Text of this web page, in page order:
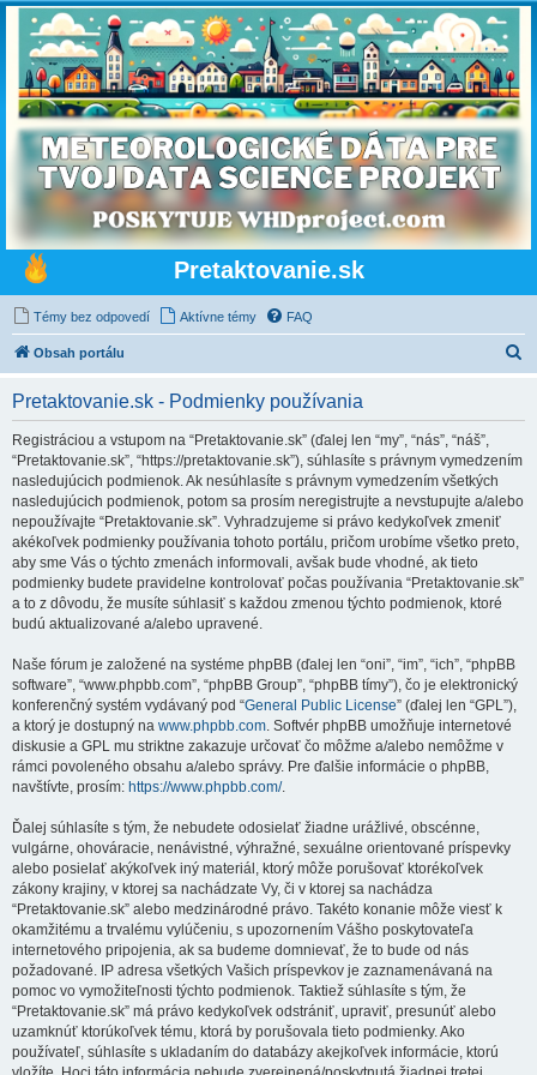
Pretaktovanie.sk
Témy bez odpovedí Aktívne témy FAQ
Obsah portálu
Pretaktovanie.sk - Podmienky používania
Registráciou a vstupom na “Pretaktovanie.sk” (ďalej len “my”, “nás”, “náš”,
“Pretaktovanie.sk”, “https://pretaktovanie.sk”), súhlasíte s právnym vymedzením
nasledujúcich podmienok. Ak nesúhlasíte s právnym vymedzením všetkých
nasledujúcich podmienok, potom sa prosím neregistrujte a nevstupujte a/alebo
nepoužívajte “Pretaktovanie.sk”. Vyhradzujeme si právo kedykoľvek zmeniť
akékoľvek podmienky používania tohoto portálu, pričom urobíme všetko preto,
aby sme Vás o týchto zmenách informovali, avšak bude vhodné, ak tieto
podmienky budete pravidelne kontrolovať počas používania “Pretaktovanie.sk”
a to z dôvodu, že musíte súhlasiť s každou zmenou týchto podmienok, ktoré
budú aktualizované a/alebo upravené.
Naše fórum je založené na systéme phpBB (ďalej len “oni”, “im”, “ich”, “phpBB
software”, “www.phpbb.com”, “phpBB Group”, “phpBB tímy”), čo je elektronický
konferenčný systém vydávaný pod “General Public License” (ďalej len “GPL”),
a ktorý je dostupný na www.phpbb.com. Softvér phpBB umožňuje internetové
diskusie a GPL mu striktne zakazuje určovať čo môžme a/alebo nemôžme v
rámci povoleného obsahu a/alebo správy. Pre ďalšie informácie o phpBB,
navštívte, prosím: https://www.phpbb.com/.
Ďalej súhlasíte s tým, že nebudete odosielať žiadne urážlivé, obscénne,
vulgárne, ohováracie, nenávistné, výhražné, sexuálne orientované príspevky
alebo posielať akýkoľvek iný materiál, ktorý môže porušovať ktorékoľvek
zákony krajiny, v ktorej sa nachádzate Vy, či v ktorej sa nachádza
“Pretaktovanie.sk” alebo medzinárodné právo. Takéto konanie môže viesť k
okamžitému a trvalému vylúčeniu, s upozornením Vášho poskytovateľa
internetového pripojenia, ak sa budeme domnievať, že to bude od nás
požadované. IP adresa všetkých Vašich príspevkov je zaznamenávaná na
pomoc vo vymožiteľnosti týchto podmienok. Taktiež súhlasíte s tým, že
“Pretaktovanie.sk” má právo kedykoľvek odstrániť, upraviť, presunúť alebo
uzamknúť ktorúkoľvek tému, ktorá by porušovala tieto podmienky. Ako
používateľ, súhlasíte s ukladaním do databázy akejkoľvek informácie, ktorú